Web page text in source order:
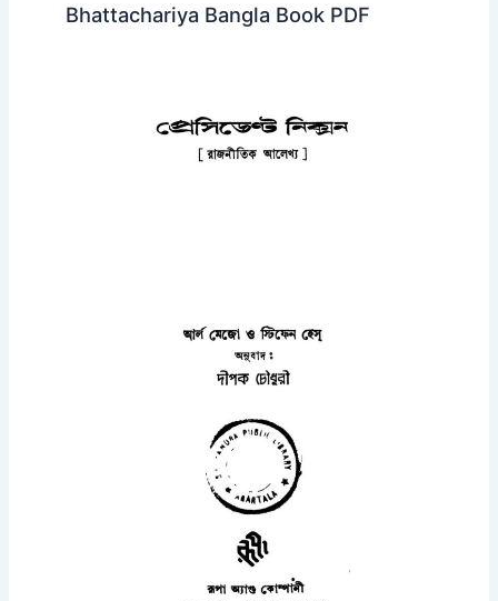
Bhattachariya Bangla Book PDF